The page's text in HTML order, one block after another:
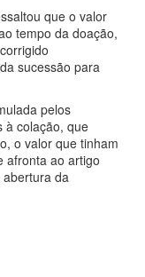
que o valor
tempo da doação,
sucessão para
pelos
à colação, que
o valor que tinham
afronta ao artigo
da